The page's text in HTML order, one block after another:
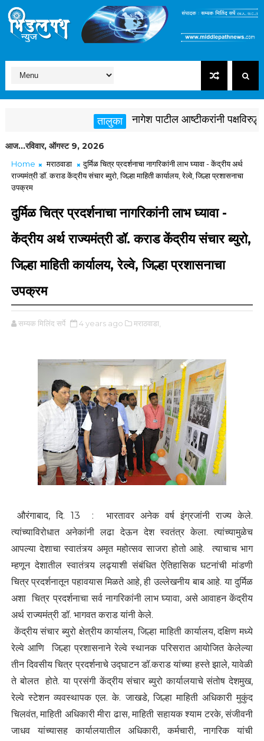
तालुका नागेश पाटील आष्टीकरांनी पक्षविरुद्ध
आज...रविवार, ऑगस्ट 9, 2026
Home मराठवाडा
दुर्मिळ चित्र प्रदर्शनाचा नागरिकांनी लाभ घ्यावा - केंद्रीय अर्थ
राज्यमंत्री डॉ. कराड केंद्रीय संचार ब्युरो, जिल्हा माहिती कार्यालय, रेल्वे, जिल्हा प्रशासनाचा
उपक्रम
दुर्मिळ चित्र प्रदर्शनाचा नागरिकांनी लाभ घ्यावा -
केंद्रीय अर्थ राज्यमंत्री डॉ. कराड केंद्रीय संचार ब्युरो,
जिल्हा माहिती कार्यालय, रेल्वे, जिल्हा प्रशासनाचा
उपक्रम
सम्यक मिलिंद सर्पे 4 years ago मराठवाडा,
औरंगाबाद, दि. 13 : भारतावर अनेक वर्ष इंग्रजांनी राज्य केले.
त्यांच्याविरोधात अनेकांनी लढा देऊन देश स्वतंत्र केला. त्यांच्यामुळेच
आपल्या देशाचा स्वातंत्र्य अमृत महोत्सव साजरा होतो आहे. त्याचाच भाग
म्हणून देशातील स्वातंत्र्य लढ्याशी संबंधित ऐतिहासिक घटनांची मांडणी
चित्र प्रदर्शनातून पहावयास मिळते आहे, ही उल्लेखनीय बाब आहे. या दुर्मिळ
अशा चित्र प्रदर्शनाचा सर्व नागरिकांनी लाभ घ्यावा, असे आवाहन केंद्रीय
अर्थ राज्यमंत्री डॉ. भागवत कराड यांनी केले.
केंद्रीय संचार ब्युरो क्षेत्रीय कार्यालय, जिल्हा माहिती कार्यालय, दक्षिण मध्ये
रेल्वे आणि जिल्हा प्रशासनाने रेल्वे स्थानक परिसरात आयोजित केलेल्या
तीन दिवसीय चित्र प्रदर्शनाचे उद्घाटन डॉ.कराड यांच्या हस्ते झाले, यावेळी
ते बोलत होते. या प्रसंगी केंद्रीय संचार ब्युरो कार्यालयाचे संतोष देशमुख,
रेल्वे स्टेशन व्यवस्थापक एल. के. जाखडे, जिल्हा माहिती अधिकारी मुकुंद
चिलवंत, माहिती अधिकारी मीरा ढास, माहिती सहायक श्याम टरके, संजीवनी
जाधव यांच्यासह कार्यालयातील अधिकारी, कर्मचारी, नागरिक यांची